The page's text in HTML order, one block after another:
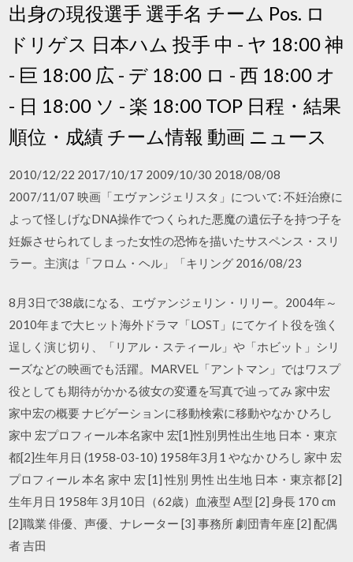
出身の現役選手 選手名 チーム Pos. ロ
ドリゲス 日本ハム 投手 中 - ヤ 18:00 神
- 巨 18:00 広 - デ 18:00 ロ - 西 18:00 オ
- 日 18:00 ソ - 楽 18:00 TOP 日程・結果
順位・成績 チーム情報 動画 ニュース
2010/12/22 2017/10/17 2009/10/30 2018/08/08
2007/11/07 映画「エヴァンジェリスタ」について: 不妊治療に
よって怪しげなDNA操作でつくられた悪魔の遺伝子を持つ子を
妊娠させられてしまった女性の恐怖を描いたサスペンス・スリ
ラー。主演は「フロム・ヘル」「キリング 2016/08/23
8月3日で38歳になる、エヴァンジェリン・リリー。2004年～
2010年まで大ヒット海外ドラマ「LOST」にてケイト役を強く
逞しく演じ切り、「リアル・スティール」や「ホビット」シリ
ーズなどの映画でも活躍。MARVEL「アントマン」ではワスプ
役としても期待がかかる彼女の変遷を写真で辿ってみ 家中宏
家中宏の概要 ナビゲーションに移動検索に移動やなか ひろし
家中 宏プロフィール本名家中 宏[1]性別男性出生地 日本・東京
都[2]生年月日 (1958-03-10) 1958年3月1 やなか ひろし 家中 宏
プロフィール 本名 家中 宏 [1] 性別 男性 出生地 日本・東京都 [2]
生年月日 1958年 3月10日（62歳）血液型 A型 [2] 身長 170 cm
[2]職業 俳優、声優、ナレーター [3] 事務所 劇団青年座 [2] 配偶
者 吉田